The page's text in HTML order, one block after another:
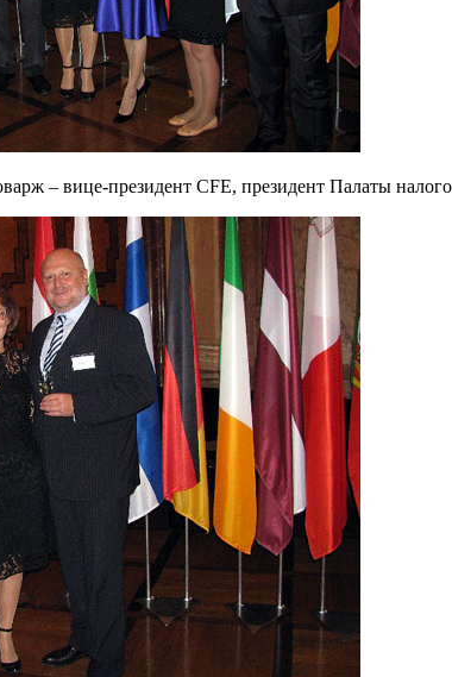
– вице-президент CFE, президент Палаты